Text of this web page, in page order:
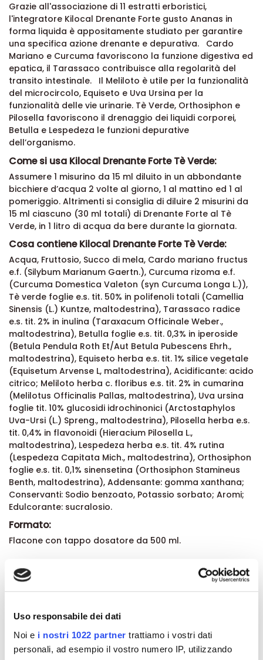
Uso responsabile dei dati
Noi e i nostri 1022 partner trattiamo i vostri dati
personali, ad esempio il vostro numero IP, utilizzando
Grazie all'associazione di 11 estratti erboristici,
l'integratore Kilocal Drenante Forte gusto Ananas in
forma liquida è appositamente studiato per garantire
una specifica azione drenante e depurativa. Cardo
Mariano e Curcuma favoriscono la funzione digestiva ed
epatica, il Tarassaco contribuisce alla regolarità del
transito intestinale. Il Meliloto è utile per la funzionalità
del microcircolo, Equiseto e Uva Ursina per la
funzionalità delle vie urinarie. Tè Verde, Orthosiphon e
Pilosella favoriscono il drenaggio dei liquidi corporei,
Betulla e Lespedeza le funzioni depurative
dell’organismo.
Come si usa Kilocal Drenante Forte Tè Verde:
Assumere 1 misurino da 15 ml diluito in un abbondante
bicchiere d’acqua 2 volte al giorno, 1 al mattino ed 1 al
pomeriggio. Altrimenti si consiglia di diluire 2 misurini da
15 ml ciascuno (30 ml totali) di Drenante Forte al Tè
Verde, in 1 litro di acqua da bere durante la giornata.
Cosa contiene Kilocal Drenante Forte Tè Verde:
Acqua, Fruttosio, Succo di mela, Cardo mariano fructus
e.f. (Silybum Marianum Gaertn.), Curcuma rizoma e.f.
(Curcuma Domestica Valeton (syn Curcuma Longa L.)),
Tè verde foglie e.s. tit. 50% in polifenoli totali (Camellia
Sinensis (L.) Kuntze, maltodestrina), Tarassaco radice
e.s. tit. 2% in inulina (Taraxacum Officinale Weber.,
maltodestrina), Betulla foglie e.s. tit. 0,3% in iperoside
(Betula Pendula Roth Et/Aut Betula Pubescens Ehrh.,
maltodestrina), Equiseto herba e.s. tit. 1% silice vegetale
(Equisetum Arvense L, maltodestrina), Acidificante: acido
citrico; Meliloto herba c. floribus e.s. tit. 2% in cumarina
(Melilotus Officinalis Pallas, maltodestrina), Uva ursina
foglie tit. 10% glucosidi idrochinonici (Arctostaphylos
Uva-Ursi (L.) Spreng., maltodestrina), Pilosella herba e.s.
tit. 0,4% in flavonoidi (Hieracium Pilosella L.,
maltodestrina), Lespedeza herba e.s. tit. 4% rutina
(Lespedeza Capitata Mich., maltodestrina), Orthosiphon
foglie e.s. tit. 0,1% sinensetina (Orthosiphon Stamineus
Benth, maltodestrina), Addensante: gomma xanthana;
Conservanti: Sodio benzoato, Potassio sorbato; Aromi;
Edulcorante: sucralosio.
Formato:
Flacone con tappo dosatore da 500 ml.
Dettagli del prodotto
About Kilocal
Recensioni